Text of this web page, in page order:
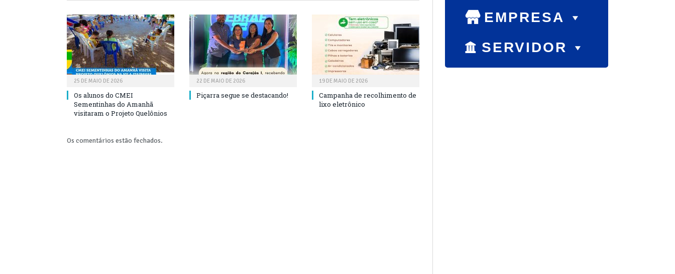
25 DE MAIO DE 2026
Os alunos do CMEI
Sementinhas do Amanhã
visitaram o Projeto Quelônios
22 DE MAIO DE 2026
Piçarra segue se destacando!
19 DE MAIO DE 2026
Campanha de recolhimento de
lixo eletrônico
Os comentários estão fechados.
EMPRESA
SERVIDOR